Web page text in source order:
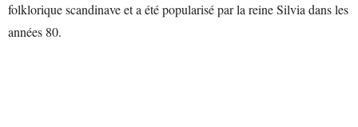
folklorique scandinave et a été popularisé par la reine Silvia dans les
années 80.